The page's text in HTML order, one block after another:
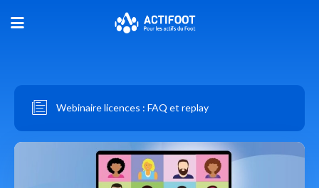
Webinaire licences : FAQ et replay